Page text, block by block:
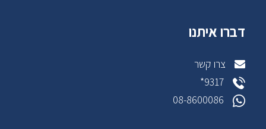
דברו איתנו
צרו קשר
9317*
08-8600086